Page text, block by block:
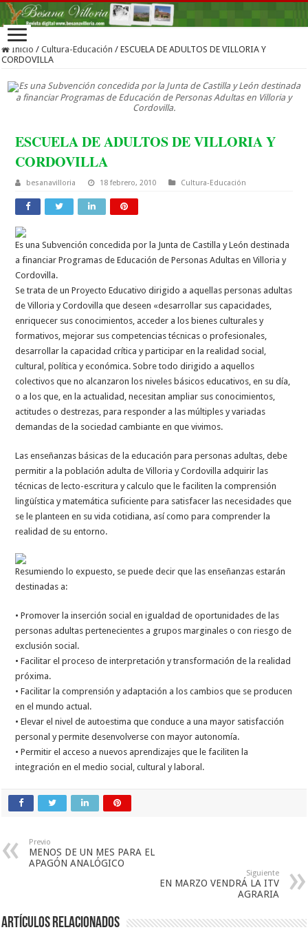
Inicio / Cultura-Educación / ESCUELA DE ADULTOS DE VILLORIA Y
CORDOVILLA
Es una Subvención concedida por la Junta de Castilla y León destinada
a financiar Programas de Educación de Personas Adultas en Villoria y
Cordovilla.
ESCUELA DE ADULTOS DE VILLORIA Y
CORDOVILLA
besanavilloria 18 febrero, 2010 Cultura-Educación
Es una Subvención concedida por la Junta de Castilla y León destinada
a financiar Programas de Educación de Personas Adultas en Villoria y
Cordovilla.
Se trata de un Proyecto Educativo dirigido a aquellas personas adultas
de Villoria y Cordovilla que deseen «desarrollar sus capacidades,
enriquecer sus conocimientos, acceder a los bienes culturales y
formativos, mejorar sus competencias técnicas o profesionales,
desarrollar la capacidad crítica y participar en la realidad social,
cultural, política y económica. Sobre todo dirigido a aquellos
colectivos que no alcanzaron los niveles básicos educativos, en su día,
o a los que, en la actualidad, necesitan ampliar sus conocimientos,
actitudes o destrezas, para responder a las múltiples y variadas
demandas de la sociedad cambiante en que vivimos.
Las enseñanzas básicas de la educación para personas adultas, debe
permitir a la población adulta de Villoria y Cordovilla adquirir las
técnicas de lecto-escritura y calculo que le faciliten la comprensión
lingüística y matemática suficiente para satisfacer las necesidades que
se le planteen en su vida cotidiana, así como para comprender la
realidad de su entorno.
Resumiendo lo expuesto, se puede decir que las enseñanzas estarán
destinadas a:
• Promover la inserción social en igualdad de oportunidades de las
personas adultas pertenecientes a grupos marginales o con riesgo de
exclusión social.
• Facilitar el proceso de interpretación y transformación de la realidad
próxima.
• Facilitar la comprensión y adaptación a los cambios que se producen
en el mundo actual.
• Elevar el nivel de autoestima que conduce a una mayor satisfacción
personal y permite desenvolverse con mayor autonomía.
• Permitir el acceso a nuevos aprendizajes que le faciliten la
integración en el medio social, cultural y laboral.
Previo
MENOS DE UN MES PARA EL
APAGÓN ANALÓGICO
Siguiente
EN MARZO VENDRÁ LA ITV
AGRARIA
Artículos relacionados